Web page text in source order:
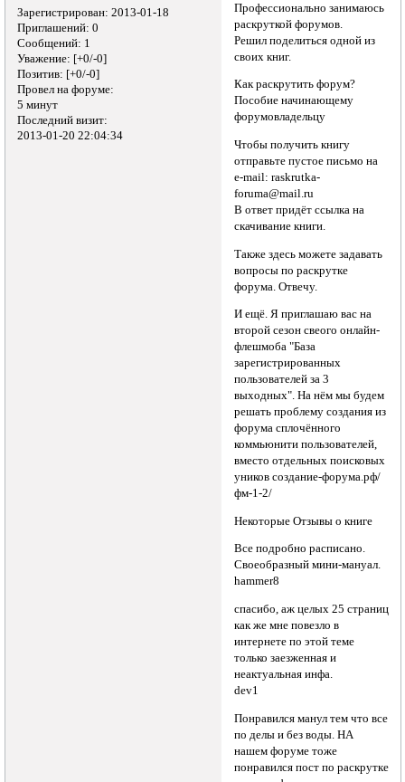
Зарегистрирован: 2013-01-18
Приглашений: 0
Сообщений: 1
Уважение: [+0/-0]
Позитив: [+0/-0]
Провел на форуме:
5 минут
Последний визит:
2013-01-20 22:04:34
Профессионально занимаюсь
раскруткой форумов.
Решил поделиться одной из
своих книг.
Как раскрутить форум?
Пособие начинающему
форумовладельцу
Чтобы получить книгу
отправьте пустое письмо на
e-mail: raskrutka-
foruma@mail.ru
В ответ придёт ссылка на
скачивание книги.
Также здесь можете задавать
вопросы по раскрутке
форума. Отвечу.
И ещё. Я приглашаю вас на
второй сезон свеого онлайн-
флешмоба "База
зарегистрированных
пользователей за 3
выходных". На нём мы будем
решать проблему создания из
форума сплочённого
коммьюнити пользователей,
вместо отдельных поисковых
уников создание-форума.рф/
фм-1-2/
Некоторые Отзывы о книге
Все подробно расписано.
Своеобразный мини-мануал.
hammer8
спасибо, аж целых 25 страниц
как же мне повезло в
интернете по этой теме
только заезженная и
неактуальная инфа.
dev1
Понравился манул тем что все
по делы и без воды. НА
нашем форуме тоже
понравился пост по раскрутке